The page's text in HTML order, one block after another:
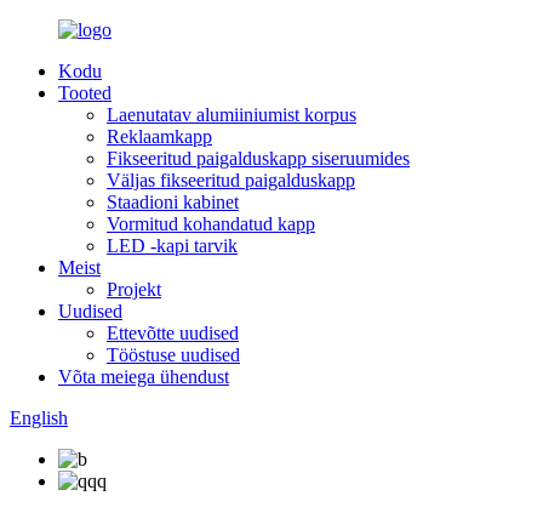
Kodu
Tooted
Laenutatav alumiiniumist korpus
Reklaamkapp
Fikseeritud paigalduskapp siseruumides
Väljas fikseeritud paigalduskapp
Staadioni kabinet
Vormitud kohandatud kapp
LED -kapi tarvik
Meist
Projekt
Uudised
Ettevõtte uudised
Tööstuse uudised
Võta meiega ühendust
English